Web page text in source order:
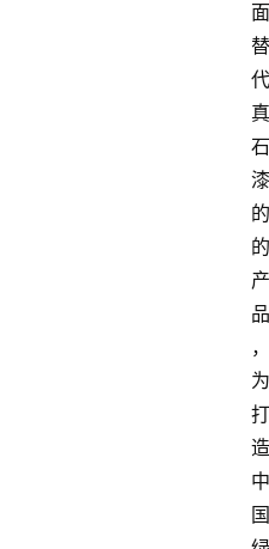
面
替
代
真
石
漆
的
的
产
品
，
为
打
造
中
国